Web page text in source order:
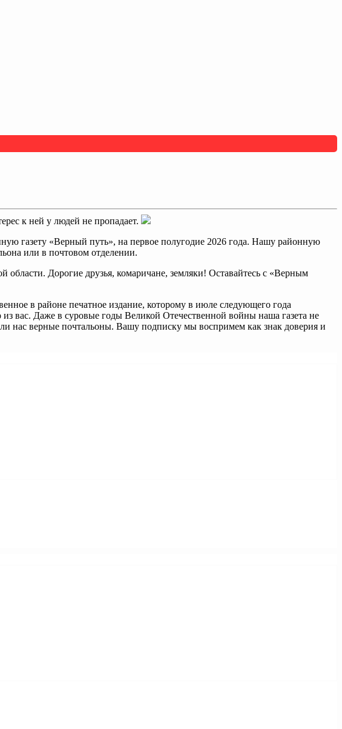
к ней у людей не пропадает.
газету «Верный путь», на первое полугодие 2026 года. Нашу районную
или в почтовом отделении.
области. Дорогие друзья, комаричане, земляки! Оставайтесь с «Верным
в районе печатное издание, которому в июле следующего года
вас. Даже в суровые годы Великой Отечественной войны наша газета не
нас верные почтальоны. Вашу подписку мы воспримем как знак доверия и